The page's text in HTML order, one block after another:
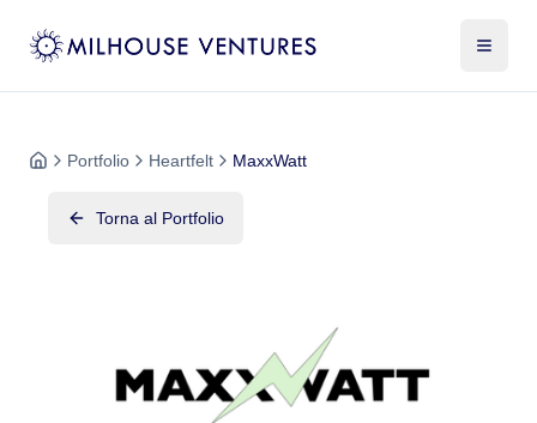
Portfolio Heartfelt MaxxWatt
Torna al Portfolio